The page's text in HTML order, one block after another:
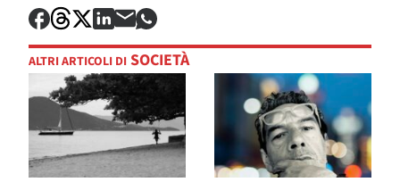
ALTRI ARTICOLI DI SOCIETÀ